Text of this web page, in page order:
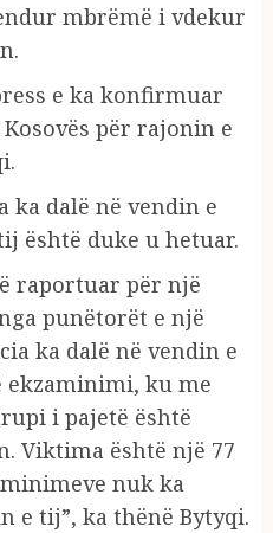
mbrëmë i vdekur
e ka konfirmuar
për rajonin e
ka dalë në vendin e
është duke u hetuar.
raportuar për një
punëtorët e një
ka dalë në vendin e
ekzaminimi, ku me
i pajetë është
Viktima është një 77
nuk ka
e tij”, ka thënë Bytyqi.